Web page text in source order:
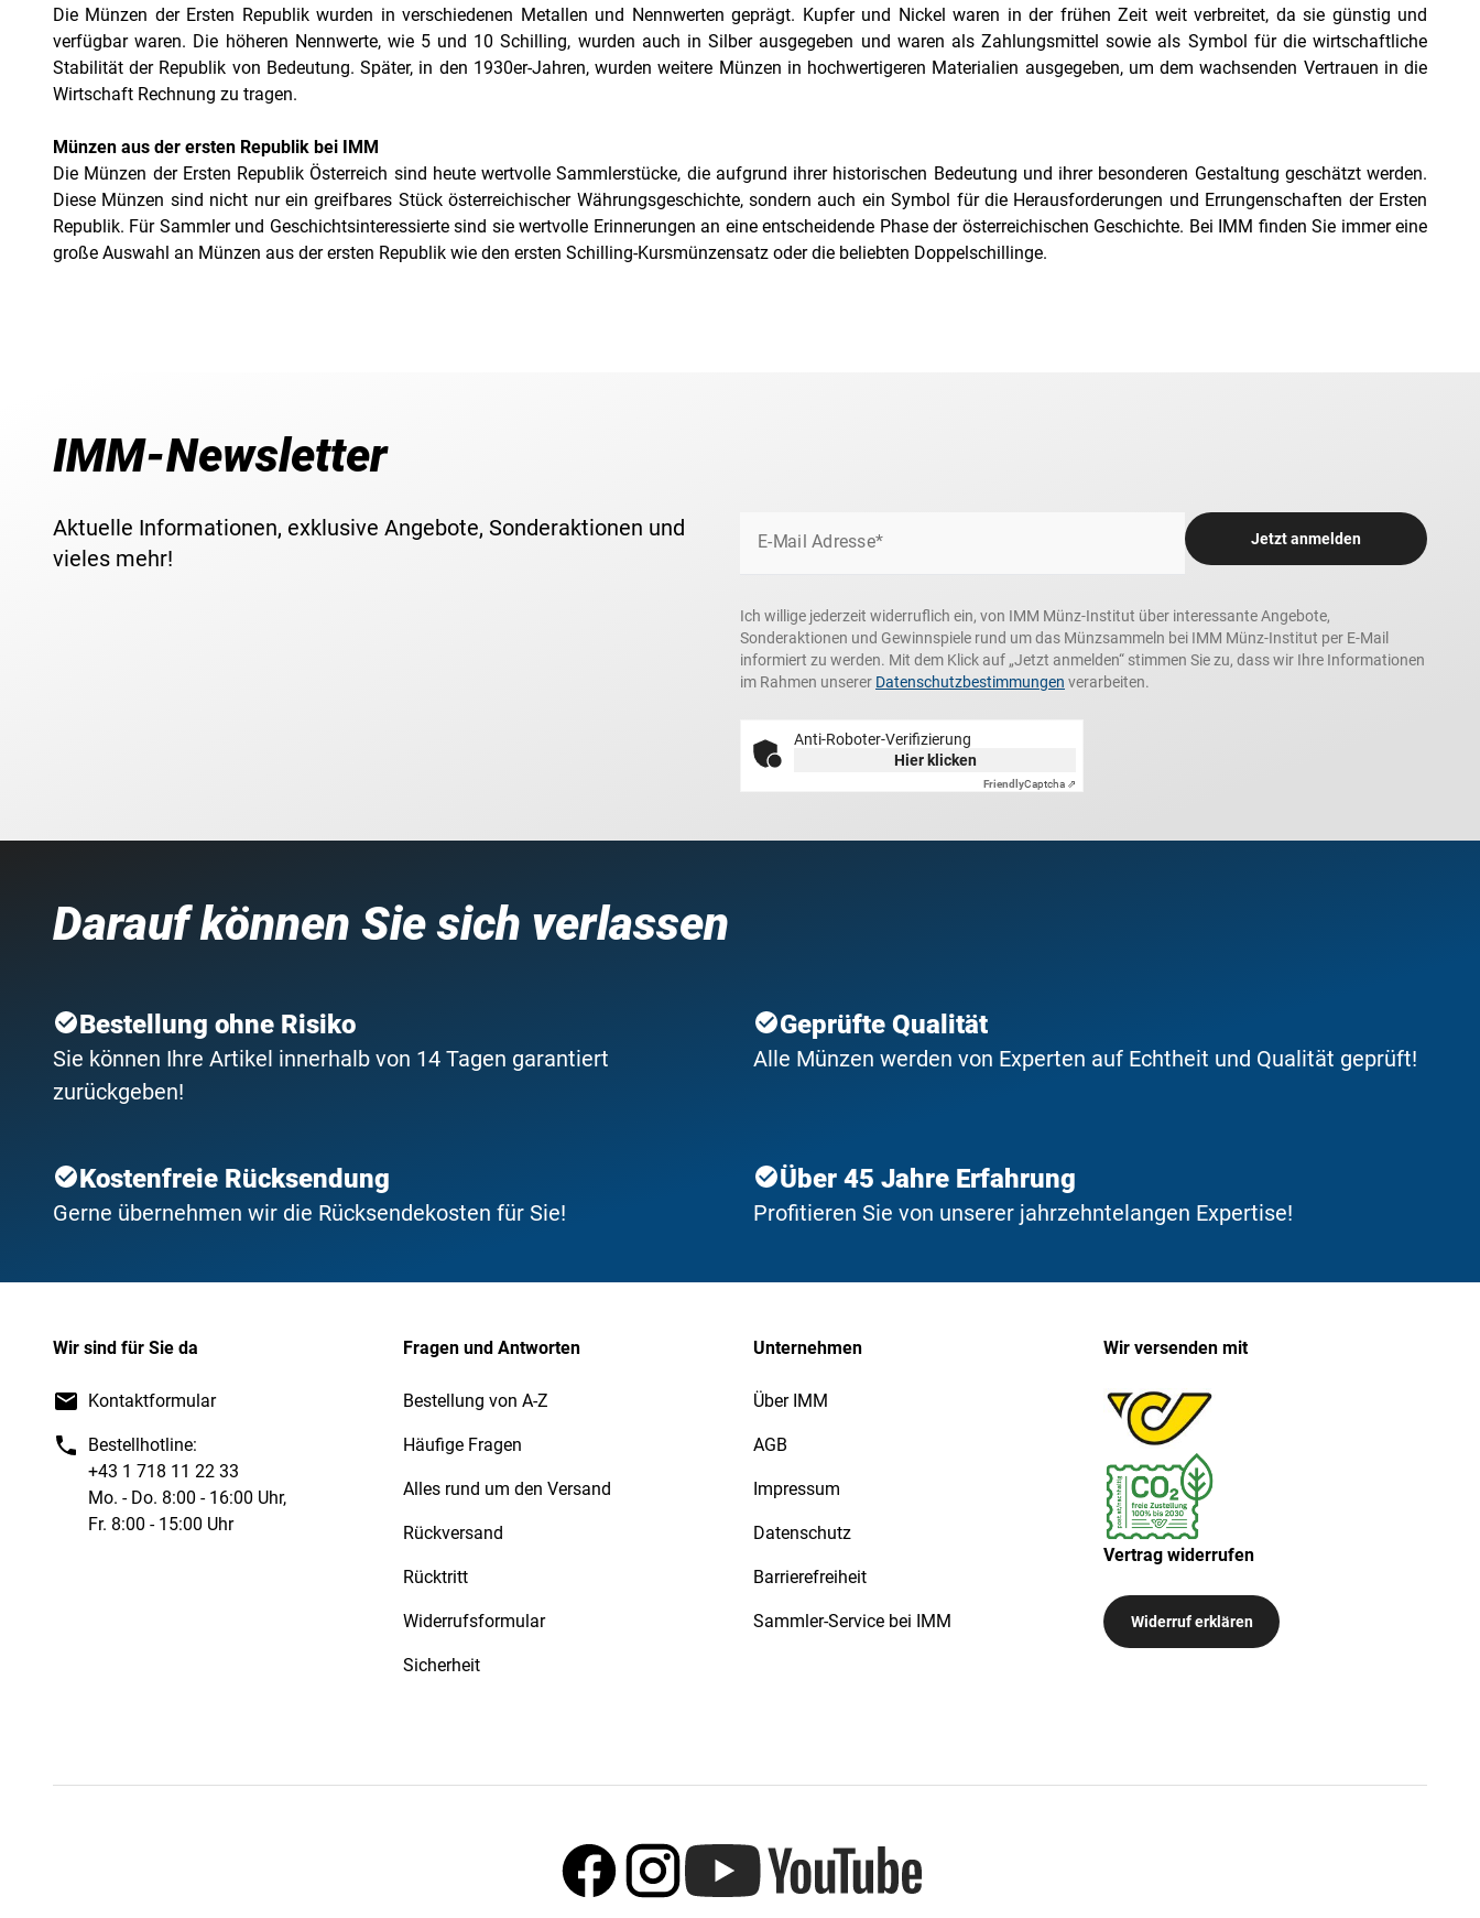
Die Münzen der Ersten Republik wurden in verschiedenen Metallen und Nennwerten geprägt. Kupfer und Nickel waren in der frühen Zeit weit verbreitet, da sie günstig und
verfügbar waren. Die höheren Nennwerte, wie 5 und 10 Schilling, wurden auch in Silber ausgegeben und waren als Zahlungsmittel sowie als Symbol für die wirtschaftliche
Stabilität der Republik von Bedeutung. Später, in den 1930er-Jahren, wurden weitere Münzen in hochwertigeren Materialien ausgegeben, um dem wachsenden Vertrauen in die
Wirtschaft Rechnung zu tragen.
Münzen aus der ersten Republik bei IMM
Die Münzen der Ersten Republik Österreich sind heute wertvolle Sammlerstücke, die aufgrund ihrer historischen Bedeutung und ihrer besonderen Gestaltung geschätzt werden.
Diese Münzen sind nicht nur ein greifbares Stück österreichischer Währungsgeschichte, sondern auch ein Symbol für die Herausforderungen und Errungenschaften der Ersten
Republik. Für Sammler und Geschichtsinteressierte sind sie wertvolle Erinnerungen an eine entscheidende Phase der österreichischen Geschichte. Bei IMM finden Sie immer eine
große Auswahl an Münzen aus der ersten Republik wie den ersten Schilling-Kursmünzensatz oder die beliebten Doppelschillinge.
IMM-Newsletter
Aktuelle Informationen, exklusive Angebote, Sonderaktionen und
vieles mehr!
E-Mail Adresse* Jetzt anmelden
Ich willige jederzeit widerruflich ein, von IMM Münz-Institut über interessante Angebote,
Sonderaktionen und Gewinnspiele rund um das Münzsammeln bei IMM Münz-Institut per E-Mail
informiert zu werden. Mit dem Klick auf „Jetzt anmelden“ stimmen Sie zu, dass wir Ihre Informationen
im Rahmen unserer Datenschutzbestimmungen verarbeiten.
Anti-Roboter-Verifizierung
Hier klicken
FriendlyCaptcha ⇗
Darauf können Sie sich verlassen
Bestellung ohne Risiko
Sie können Ihre Artikel innerhalb von 14 Tagen garantiert
zurückgeben!
Geprüfte Qualität
Alle Münzen werden von Experten auf Echtheit und Qualität geprüft!
Kostenfreie Rücksendung
Gerne übernehmen wir die Rücksendekosten für Sie!
Über 45 Jahre Erfahrung
Profitieren Sie von unserer jahrzehntelangen Expertise!
Wir sind für Sie da
Kontaktformular
Bestellhotline:
+43 1 718 11 22 33
Mo. - Do. 8:00 - 16:00 Uhr,
Fr. 8:00 - 15:00 Uhr
Fragen und Antworten
Bestellung von A-Z
Häufige Fragen
Alles rund um den Versand
Rückversand
Rücktritt
Widerrufsformular
Sicherheit
Unternehmen
Über IMM
AGB
Impressum
Datenschutz
Barrierefreiheit
Sammler-Service bei IMM
Wir versenden mit
Vertrag widerrufen
Widerruf erklären